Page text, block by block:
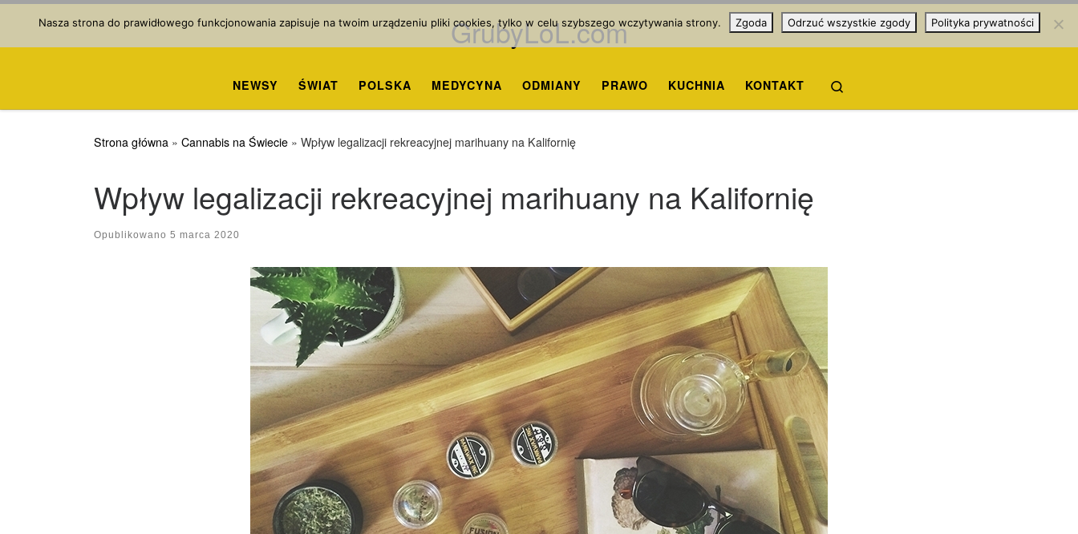
Przejdź do treści GrubyLoL.com
NEWSY ŚWIAT POLSKA MEDYCYNA ODMIANY PRAWO KUCHNIA KONTAKT
Strona główna » Cannabis na Świecie » Wpływ legalizacji rekreacyjnej marihuany na Kalifornię
Wpływ legalizacji rekreacyjnej marihuany na Kalifornię
Opublikowano 5 marca 2020
Nasza strona do prawidłowego funkcjonowania zapisuje na twoim urządzeniu pliki cookies, tylko w celu szybszego wczytywania strony. Zgoda Odrzuć wszystkie zgody Polityka prywatności